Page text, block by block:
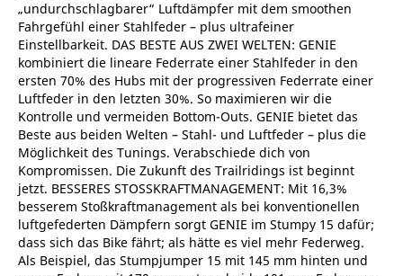
„undurchschlagbarer“ Luftdämpfer mit dem smoothen
Fahrgefühl einer Stahlfeder – plus ultrafeiner
Einstellbarkeit. DAS BESTE AUS ZWEI WELTEN: GENIE
kombiniert die lineare Federrate einer Stahlfeder in den
ersten 70% des Hubs mit der progressiven Federrate einer
Luftfeder in den letzten 30%. So maximieren wir die
Kontrolle und vermeiden Bottom-Outs. GENIE bietet das
Beste aus beiden Welten – Stahl- und Luftfeder – plus die
Möglichkeit des Tunings. Verabschiede dich von
Kompromissen. Die Zukunft des Trailridings ist beginnt
jetzt. BESSERES STOSSKRAFTMANAGEMENT: Mit 16,3%
besserem Stoßkraftmanagement als bei konventionellen
luftgefederten Dämpfern sorgt GENIE im Stumpy 15 dafür;
dass sich das Bike fährt; als hätte es viel mehr Federweg.
Als Beispiel, das Stumpjumper 15 mit 145 mm hinten und